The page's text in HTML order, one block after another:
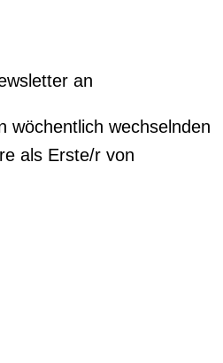
an
wöchentlich wechselnden
als Erste/r von